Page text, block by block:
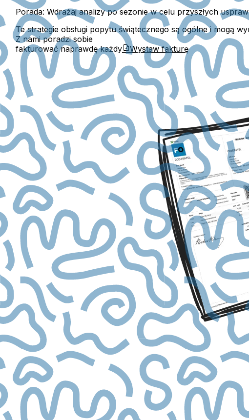
Porada: Wdrażaj analizy po sezonie w celu przyszłych
Te strategie obsługi popytu świątecznego są ogólne i mogą
Z nami poradzi sobie
fakturować naprawdę każdy
Wystaw fakturę